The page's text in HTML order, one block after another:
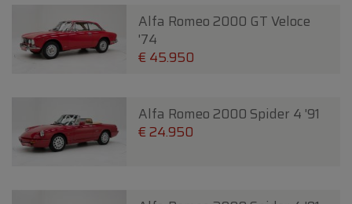
Alfa Romeo 2000 GT Veloce
'74
€ 45.950
Alfa Romeo 2000 Spider 4 '91
€ 24.950